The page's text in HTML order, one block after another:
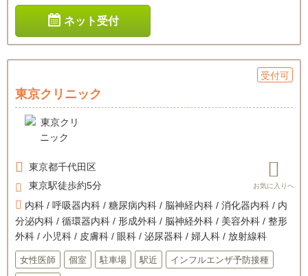
ネット受付
受付可
東京クリニック
東京都千代田区
東京駅徒歩約5分
内科 / 呼吸器内科 / 糖尿病内科 / 脳神経内科 / 消化器内科 / 内
分泌内科 / 循環器内科 / 形成外科 / 脳神経外科 / 美容外科 / 整形
外科 / 小児科 / 皮膚科 / 眼科 / 泌尿器科 / 婦人科 / 放射線科
女性医師 個室 駐車場 駅近 インフルエンザ予防接種